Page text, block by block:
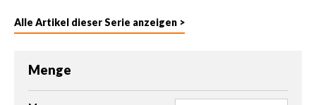
Alle Artikel dieser Serie anzeigen >
Menge